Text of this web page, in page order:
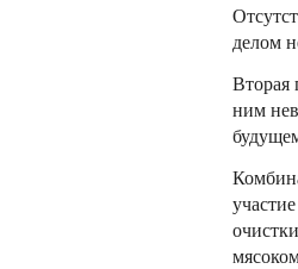
делом
Вторая
ним